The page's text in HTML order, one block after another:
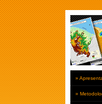
»
»